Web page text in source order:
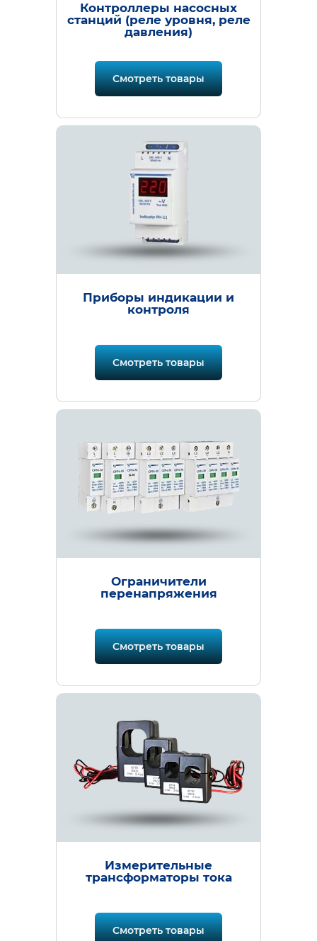
Контроллеры насосных
станций (реле уровня, реле
давления)
Смотреть товары
Приборы индикации и
контроля
Смотреть товары
Ограничители
перенапряжения
Смотреть товары
Измерительные
трансформаторы тока
Смотреть товары